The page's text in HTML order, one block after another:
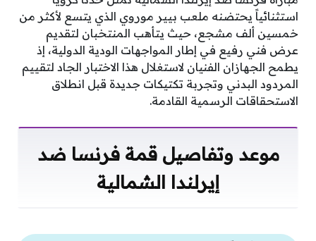
استثنائياً يحتضنه ملعب بيير موروي الذي يتسع لأكثر من
خمسين ألف مشجع، حيث يتأهب المنتخبان لتقديم
عرض فني رفيع في إطار المواجهات الودية الدولية، إذ
يطمح الجهازان الفنيان لاستغلال هذا الاختبار الجاد لتقييم
المردود البدني وتجربة تكتيكات جديدة قبل انطلاق
الاستحقاقات الرسمية القادمة.
موعد وتفاصيل قمة فرنسا ضد
إيرلندا الشمالية